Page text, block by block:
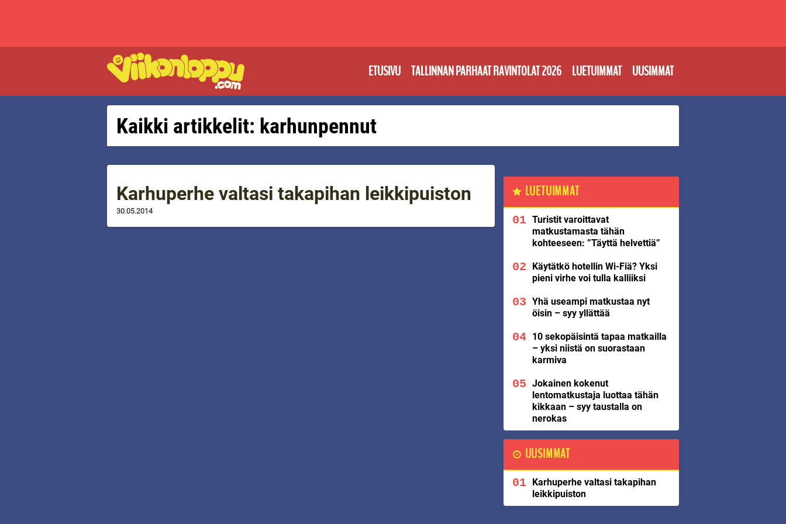
ETUSIVU TALLINNAN PARHAAT RAVINTOLAT 2026 LUETUIMMAT UUSIMMAT
Kaikki artikkelit: karhunpennut
Karhuperhe valtasi takapihan leikkipuiston
30.05.2014
LUETUIMMAT
Turistit varoittavat
matkustamasta tähän
kohteeseen: ”Täyttä helvettiä”
Käytätkö hotellin Wi-Fiä? Yksi
pieni virhe voi tulla kalliiksi
Yhä useampi matkustaa nyt
öisin – syy yllättää
10 sekopäisintä tapaa matkailla
– yksi niistä on suorastaan
karmiva
Jokainen kokenut
lentomatkustaja luottaa tähän
kikkaan – syy taustalla on
nerokas
UUSIMMAT
Karhuperhe valtasi takapihan
leikkipuiston